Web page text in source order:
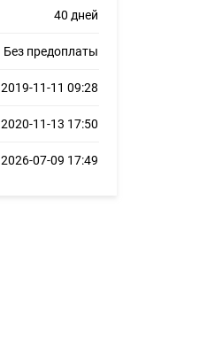
40 дней
Без предоплаты
2019-11-11 09:28
2020-11-13 17:50
2026-07-09 17:49